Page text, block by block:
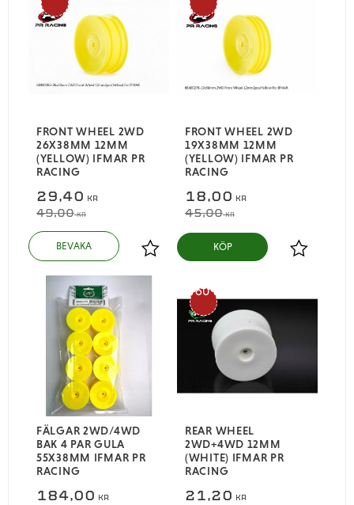
FRONT WHEEL 2WD
26X38MM 12MM
(YELLOW) IFMAR PR
RACING
29,40 KR
49,00KR
%
Lägg till i favoriter
FRONT WHEEL 2WD
19X38MM 12MM
(YELLOW) IFMAR PR
RACING
18,00 KR
45,00KR
%
Lägg till i
KÖP
FÄLGAR 2WD/4WD
BAK 4 PAR GULA
55X38MM IFMAR PR
RACING
184,00 KR
REAR WHEEL
2WD+4WD 12MM
(WHITE) IFMAR PR
RACING
21,20 KR
60
%